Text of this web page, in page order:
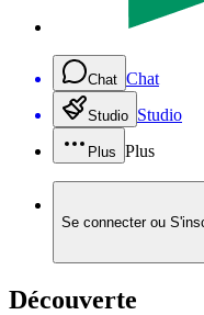
Chat Chat
Studio Studio
Plus Plus
Se connecter ou
Découverte